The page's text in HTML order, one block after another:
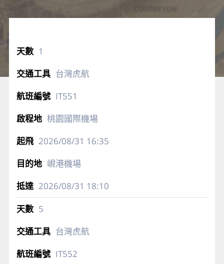
1
台灣虎航
IT551
桃園國際機場
2026/08/31 16:35
峴港機場
2026/08/31 18:10
5
台灣虎航
IT552